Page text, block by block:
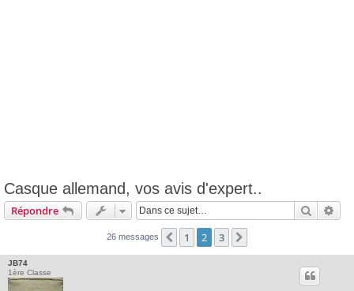
Casque allemand, vos avis d'expert..
Répondre
26 messages Précédente
1 2 3
JB74
1ère Classe